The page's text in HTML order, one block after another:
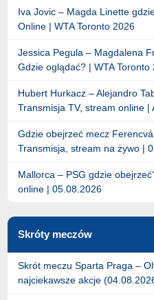
Iva Jovic – Magda Linette
Online | WTA Toronto 2026
Jessica Pegula – Magdalena
Gdzie oglądać? | WTA Toronto
Hubert Hurkacz – Alejandro
Transmisja TV, stream online |
Gdzie obejrzeć mecz
Transmisja, stream na żywo |
Mallorca – PSG gdzie
online | 05.08.2026
Skróty meczów
Skrót meczu Sparta Praga –
najciekawsze akcje